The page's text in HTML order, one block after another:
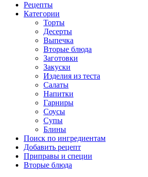
Рецепты
Категории
Торты
Десерты
Выпечка
Вторые блюда
Заготовки
Закуски
Изделия из теста
Салаты
Напитки
Гарниры
Соусы
Супы
Блины
Поиск по ингредиентам
Добавить рецепт
Приправы и специи
Вторые блюда